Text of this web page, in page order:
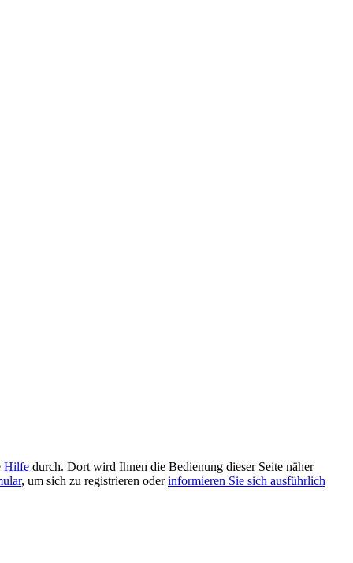
Hilfe durch. Dort wird Ihnen die Bedienung dieser Seite näher
, um sich zu registrieren oderinformieren Sie sich ausführlich